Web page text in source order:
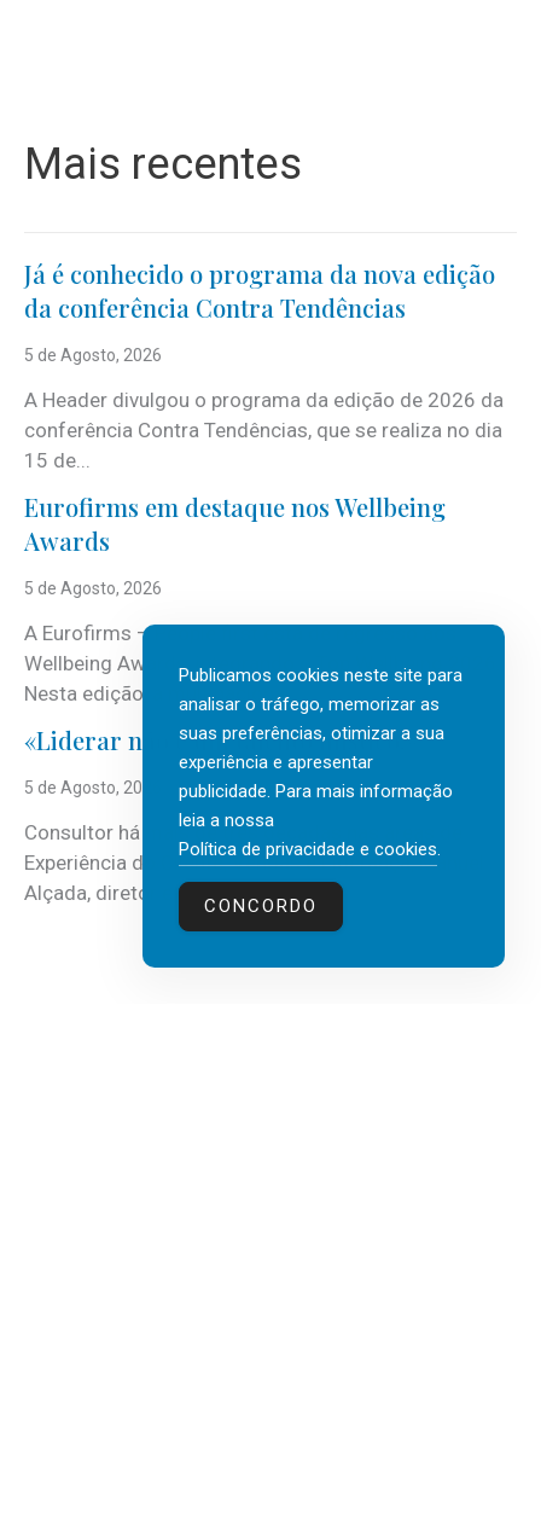
Mais recentes
Já é conhecido o programa da nova edição
da conferência Contra Tendências
5 de Agosto, 2026
A Header divulgou o programa da edição de 2026 da
conferência Contra Tendências, que se realiza no dia
15 de...
Eurofirms em destaque nos Wellbeing
Awards
5 de Agosto, 2026
A Eurofirms – People first está de regresso aos
Wellbeing Awards, integrando o Top Wellbeing 2026.
Nesta edição, a multinacional...
«Liderar não é um talento místico.»
5 de Agosto, 2026
Consultor há mais de três décadas nas áreas de
Experiência do Cliente, Vendas e Liderança, Manuel
Alçada, diretor executivo da...
Publicamos cookies neste site para
analisar o tráfego, memorizar as
suas preferências, otimizar a sua
experiência e apresentar
publicidade. Para mais informação
leia a nossa
Política de privacidade e cookies.
CONCORDO